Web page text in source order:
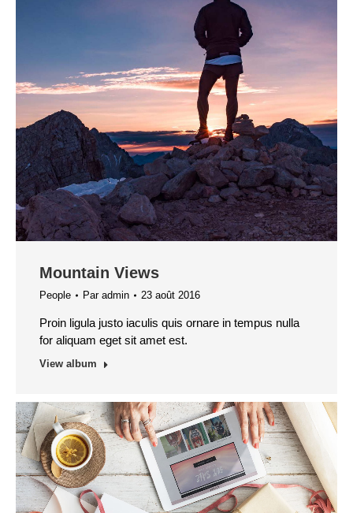
Mountain Views
People Par admin 23 août 2016
Proin ligula justo iaculis quis ornare in tempus nulla
for aliquam eget sit amet est.
View album